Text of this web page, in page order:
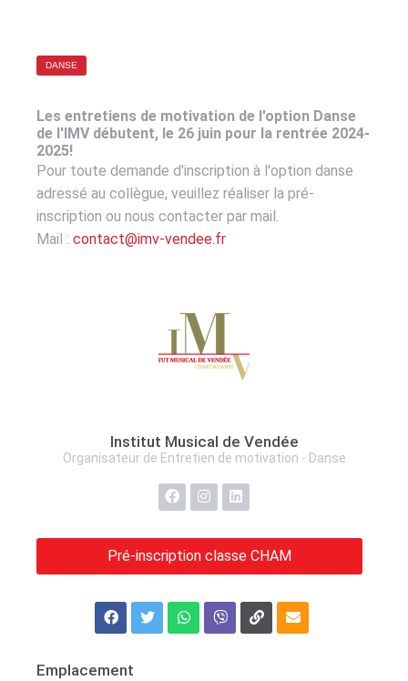
DANSE
Les entretiens de motivation de l'option Danse
de l'IMV débutent, le 26 juin pour la rentrée 2024-
2025!
Pour toute demande d'inscription à l'option danse
adressé au collègue, veuillez réaliser la pré-
inscription ou nous contacter par mail.
Mail : contact@imv-vendee.fr
Institut Musical de Vendée
Organisateur de Entretien de motivation - Danse
Pré-inscription classe CHAM
Emplacement